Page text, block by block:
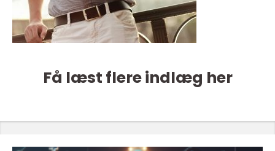
Få læst flere indlæg her